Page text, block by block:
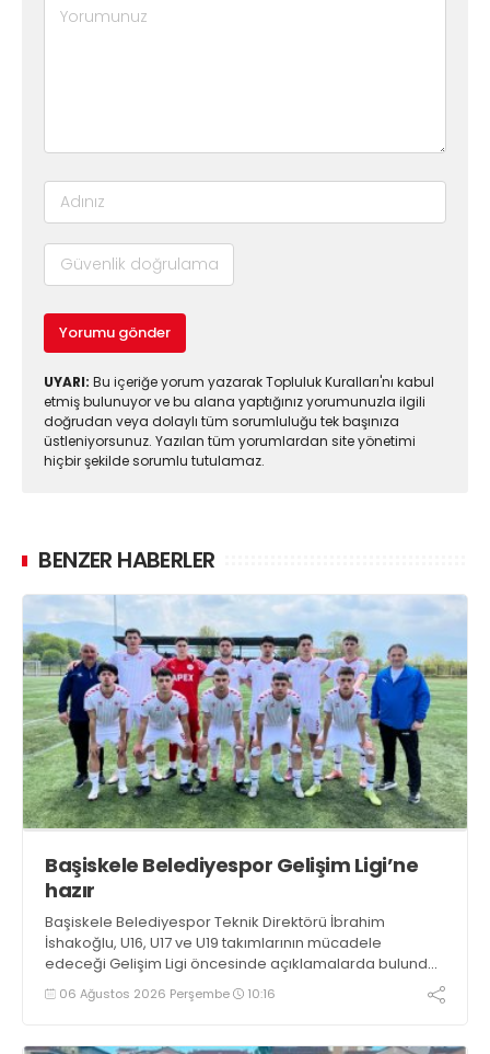
Yorumu gönder
UYARI: Bu içeriğe yorum yazarak Topluluk Kuralları'nı kabul
etmiş bulunuyor ve bu alana yaptığınız yorumunuzla ilgili
doğrudan veya dolaylı tüm sorumluluğu tek başınıza
üstleniyorsunuz. Yazılan tüm yorumlardan site yönetimi
hiçbir şekilde sorumlu tutulamaz.
BENZER HABERLER
Başiskele Belediyespor Gelişim Ligi’ne
hazır
Başiskele Belediyespor Teknik Direktörü İbrahim
İshakoğlu, U16, U17 ve U19 takımlarının mücadele
edeceği Gelişim Ligi öncesinde açıklamalarda bulundu.
Genç oyuncuların gelişimine dikkat çeken İshakoğlu,
hedeflerinin sadece sonuç almak değil, Türk futboluna
06 Ağustos 2026 Perşembe 10:16